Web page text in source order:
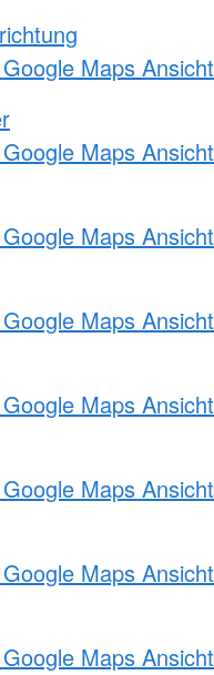
Maps Ansicht
Maps Ansicht
Maps Ansicht
Maps Ansicht
Maps Ansicht
Maps Ansicht
Maps Ansicht
Maps Ansicht